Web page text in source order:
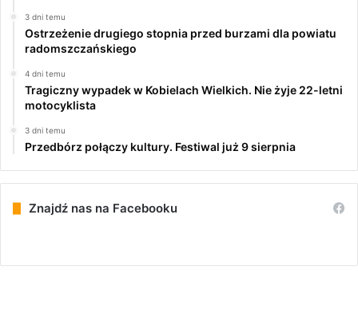
3 dni temu
Ostrzeżenie drugiego stopnia przed burzami dla powiatu
radomszczańskiego
4 dni temu
Tragiczny wypadek w Kobielach Wielkich. Nie żyje 22-letni
motocyklista
3 dni temu
Przedbórz połączy kultury. Festiwal już 9 sierpnia
Znajdź nas na Facebooku